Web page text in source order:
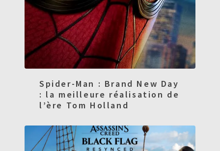
Spider-Man : Brand New Day
: la meilleure réalisation de
l’ère Tom Holland